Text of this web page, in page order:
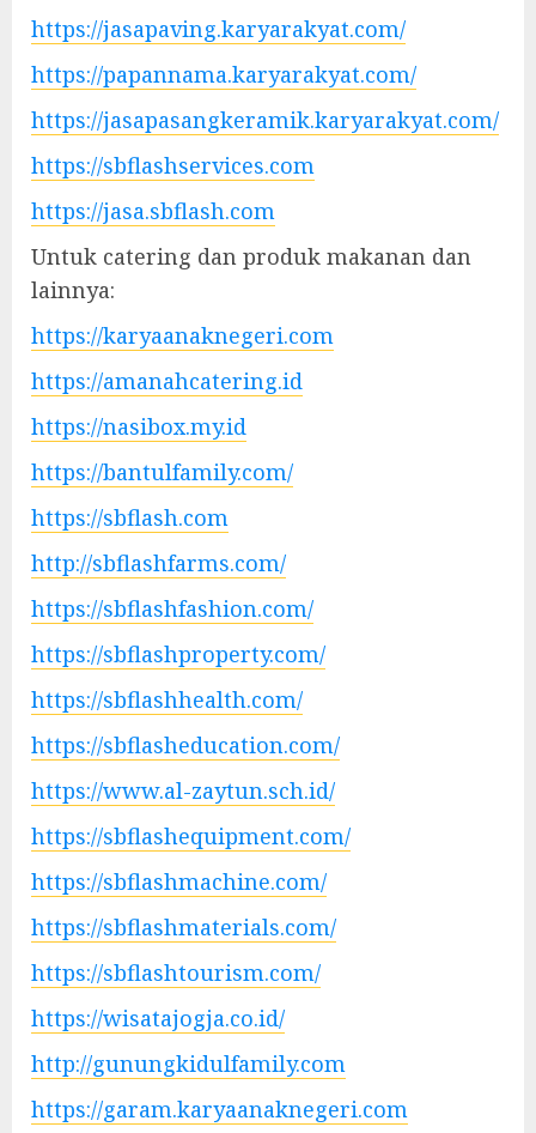
https://jasapaving.karyarakyat.com/
https://papannama.karyarakyat.com/
https://jasapasangkeramik.karyarakyat.com/
https://sbflashservices.com
https://jasa.sbflash.com
Untuk catering dan produk makanan dan
lainnya:
https://karyaanaknegeri.com
https://amanahcatering.id
https://nasibox.my.id
https://bantulfamily.com/
https://sbflash.com
http://sbflashfarms.com/
https://sbflashfashion.com/
https://sbflashproperty.com/
https://sbflashhealth.com/
https://sbflasheducation.com/
https://www.al-zaytun.sch.id/
https://sbflashequipment.com/
https://sbflashmachine.com/
https://sbflashmaterials.com/
https://sbflashtourism.com/
https://wisatajogja.co.id/
http://gunungkidulfamily.com
https://garam.karyaanaknegeri.com